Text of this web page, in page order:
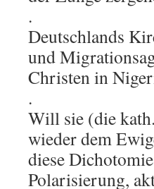
.
Deutschlands
und
Christen in
.
Will sie (die
wieder dem
diese
Polarisierung,